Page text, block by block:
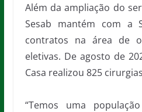
Além da ampliação do
Sesab mantém com a
contratos na área de
eletivas. De agosto de
Casa realizou 825
“Temos uma